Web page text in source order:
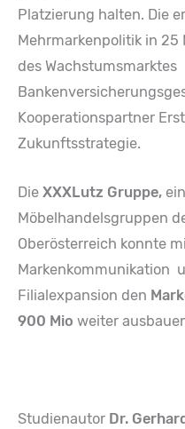
Platzierung halten. Die
Mehrmarkenpolitik in 25
des Wachstumsmarktes
Kooperationspartner
Zukunftsstrategie.
Die XXXLutz Gruppe,
Möbelhandelsgruppen
Oberösterreich konnte
Markenkommunikation
Filialexpansion den
900 Mio weiter
Studienautor Dr.